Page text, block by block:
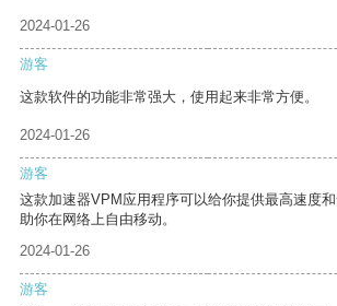
2024-01-26
游客
这款软件的功能非常强大，使用起来非常方便。
2024-01-26
游客
这款加速器VPM应用程序可以给你提供最高速度
助你在网络上自由移动。
2024-01-26
游客